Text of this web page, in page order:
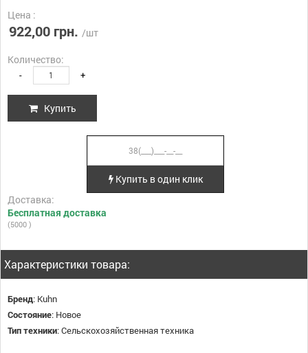
Цена :
922,00 грн. /шт
Количество:
- +
Купить
Купить в один клик
Доставка:
Бесплатная доставка
(5000 )
Характеристики товара:
Бренд: Kuhn
Состояние: Новое
Тип техники:Сельскохозяйственная техника